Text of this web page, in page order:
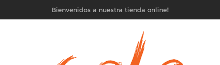
Bienvenidos a nuestra tienda online!